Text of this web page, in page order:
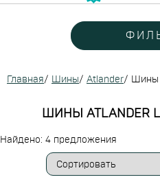
Главная/ Шины/ Atlander/ Шины
ШИНЫ ATLANDER
Найдено: 4 предложения